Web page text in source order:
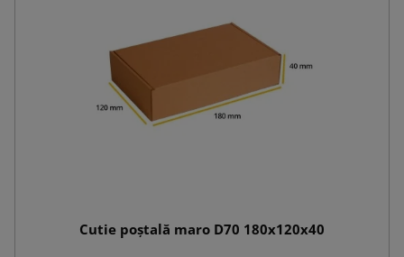
Cutie poștală maro D70 180x120x40